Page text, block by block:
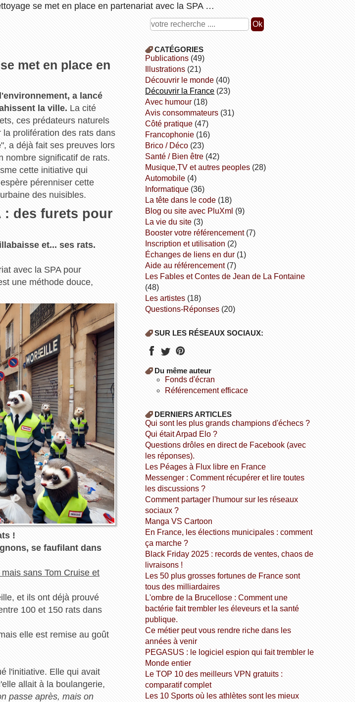
se met en place en partenariat avec la SPA …
met en place en
a lancé
la ville. La cité
ces prédateurs naturels
prolifération des rats dans
", a déjà fait ses preuves lors
nombre significatif de rats.
cette initiative qui
pérenniser cette
des nuisibles.
: des furets pour
et... ses rats.
avec la SPA pour
une méthode douce,
!
se faufilant dans
sans Tom Cruise et
et ils ont déjà prouvé
100 et 150 rats dans
elle est remise au goût
l'initiative. Elle qui avait
allait à la boulangerie,
passe après, mais on
CATÉGORIES
publications (49)
illustrations (21)
découvrir le monde (40)
découvrir la France (23)
avec humour (18)
avis consommateurs (31)
côté pratique (47)
Francophonie (16)
Brico / Déco (23)
Santé / Bien être (42)
Musique,TV et autres peoples (28)
Automobile (4)
informatique (36)
la tête dans le code (18)
Blog ou site avec PluXml (9)
la vie du site (3)
booster votre référencement(7)
inscription et utilisation (2)
échanges de liens en dur (1)
aide au référencement(7)
Les Fables et Contes de Jean de La Fontaine
(48)
Les artistes (18)
Questions-Réponses (20)
SUR LES RÉSEAUX SOCIAUX:
Du même auteur
fonds d'écran
référencement efficace
DERNIERS ARTICLES
Qui sont les plus grands champions d'échecs ?
Qui était Arpad Elo ?
Questions drôles en direct de Facebook (avec
les réponses).
Les Péages à Flux libre en France
Messenger : Comment récupérer et lire toutes
les discussions ?
Comment partager l'humour sur les réseaux
sociaux ?
Manga VS Cartoon
En France, les élections municipales : comment
ça marche ?
Black Friday 2025 : records de ventes, chaos de
livraisons !
Les 50 plus grosses fortunes de France sont
tous des milliardaires
L'ombre de la Brucellose : Comment une
bactérie fait trembler les éleveurs et la santé
publique.
Ce métier peut vous rendre riche dans les
années à venir
PEGASUS : le logiciel espion qui fait trembler le
Monde entier
Le TOP 10 des meilleurs VPN gratuits :
comparatif complet
Les 10 Sports où les athlètes sont les mieux